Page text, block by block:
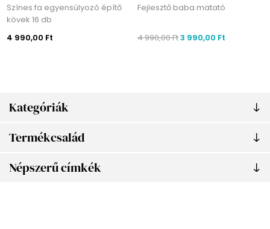
Kategóriák
Termékcsalád
Népszerű címkék
Színes fa egyensúlyozó építő
kövek 16 db
4 990,00 Ft
Fejlesztő baba matató
4 990,00 Ft3 990,00 Ft